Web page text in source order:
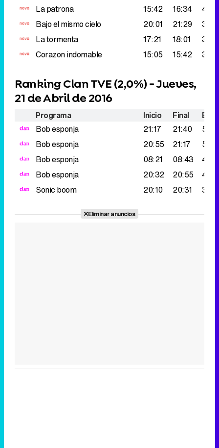
La patrona
15:42 16:34
Bajo el mismo cielo
20:01 21:29
La tormenta
17:21 18:01
Corazon indomable
15:05 15:42
Ranking Clan TVE (2,0%) - Jueves,
21 de Abril de 2016
Programa Inicio Final
Bob esponja
21:17 21:40
Bob esponja
20:55 21:17
Bob esponja
08:21 08:43
Bob esponja
20:32 20:55
Sonic boom
20:10 20:31
Eliminar anuncios